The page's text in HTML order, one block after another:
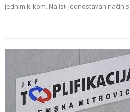
jednim klikom. Na isti jednostavan način